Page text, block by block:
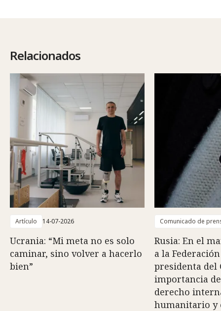
Relacionados
Artículo 14-07-2026
Ucrania: “Mi meta no es solo
caminar, sino volver a hacerlo
bien”
Comunicado de
Rusia: En el
a la
presidenta del
importancia
derecho
humanitario y